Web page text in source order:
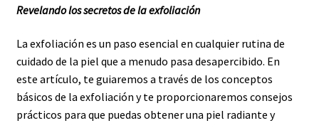
Revelando los secretos de la exfoliación
La exfoliación es un paso esencial en cualquier rutina de
cuidado de la piel que a menudo pasa desapercibido. En
este artículo, te guiaremos a través de los conceptos
básicos de la exfoliación y te proporcionaremos consejos
prácticos para que puedas obtener una piel radiante y